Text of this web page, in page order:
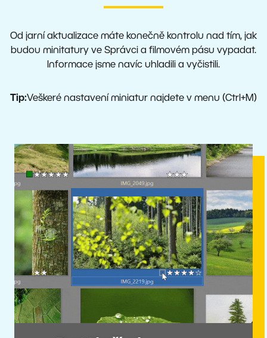
Od jarní aktualizace máte konečně kontrolu nad tím, jak
budou minitatury ve Správci a filmovém pásu vypadat.
Informace jsme navíc uhladili a vyčistili.
Tip:Veškeré nastavení miniatur najdete v menu (Ctrl+M)